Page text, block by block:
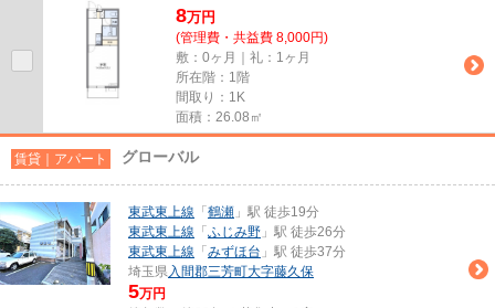
8万円
(管理費・共益費 8,000円)
敷：0ヶ月｜礼：1ヶ月
所在階：1階
間取り：1K
面積：26.08㎡
賃貸｜アパート グローバル
東武東上線 「 鶴瀬 」駅 徒歩19分
東武東上線 「 ふじみ野 」駅 徒歩26分
東武東上線 「 みずほ台 」駅 徒歩37分
埼玉県入間郡三芳町大字藤久保
5万円